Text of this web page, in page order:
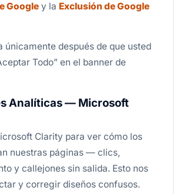
Google y la Exclusión de Google
únicamente después de que usted
Todo” en el banner de
Analíticas — Microsoft
Clarity para ver cómo los
nuestras páginas — clics,
y callejones sin salida. Esto nos
y corregir diseños confusos.